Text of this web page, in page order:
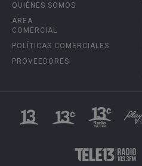
QUIÉNES SOMOS
ÁREA
COMERCIAL
POLÍTICAS COMERCIALES
PROVEEDORES